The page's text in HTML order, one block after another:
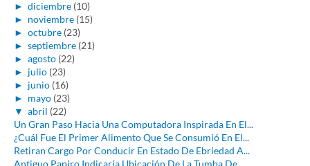
► diciembre (10)
► noviembre (15)
► octubre (23)
► septiembre (21)
► agosto (22)
► julio (23)
► junio (16)
► mayo (23)
▼ abril (22)
Un Gran Paso Hacia Una Computadora Inspirada En El...
¿Cuál Fue El Primer Alimento Que Se Consumió En El...
Retiran Cargo Por Conducir En Estado De Ebriedad A...
Antiguo Papiro Indicaría Ubicación De La Tumba De ...